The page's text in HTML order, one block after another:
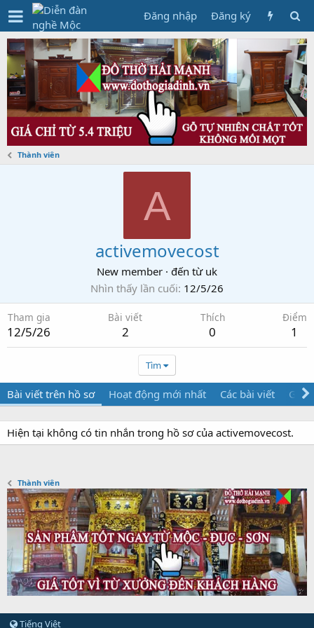
Đăng nhập Đăng ký
Thành viên
A
activemovecost
New member · đến từ uk
Nhìn thấy lần cuối 12/5/26
Tham gia
12/5/26
Bài viết
2
Thích
0
Điểm
1
Tìm
Bài viết trên hồ sơ Hoạt động mới nhất Các bài viết Giới
Hiện tại không có tin nhắn trong hồ sơ của activemovecost.
Thành viên
Tiếng Việt